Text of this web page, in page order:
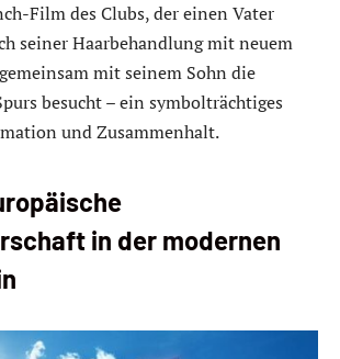
Film des Clubs, der einen Vater
seiner Haarbehandlung mit neuem
mit seinem Sohn die
besucht – ein symbolträchtiges
und Zusammenhalt.
in der modernen